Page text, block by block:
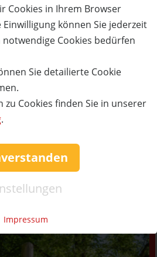
Cookies in Ihrem Browser
können Sie jederzeit
Cookies bedürfen
Sie detailierte Cookie
Cookies finden Sie in unserer
.
Impressum
Wendorf